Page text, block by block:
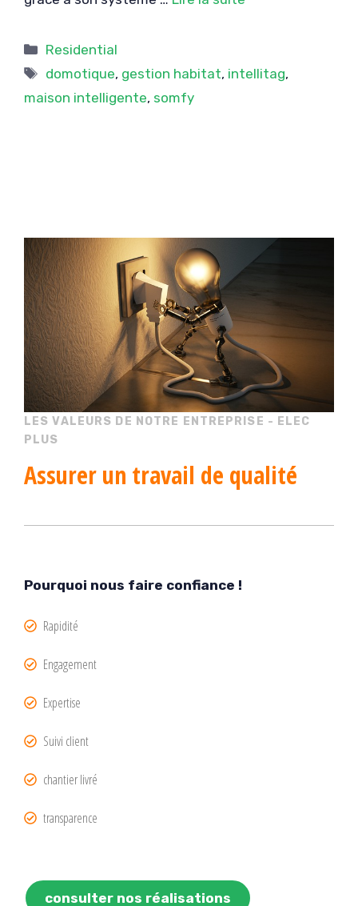
Catégories
Residential
Étiquettes
domotique, gestion habitat, intellitag,
maison intelligente, somfy
LES VALEURS DE NOTRE ENTREPRISE - ELEC
PLUS
Assurerun travail de qualité
Pourquoi nous faire confiance !
Rapidité
Engagement
Expertise
Suivi client
chantier livré
transparence
consulter nos réalisations